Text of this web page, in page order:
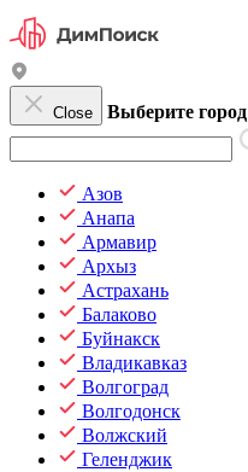
Close Выберите город
Азов
Анапа
Армавир
Архыз
Астрахань
Балаково
Буйнакск
Владикавказ
Волгоград
Волгодонск
Волжский
Геленджик